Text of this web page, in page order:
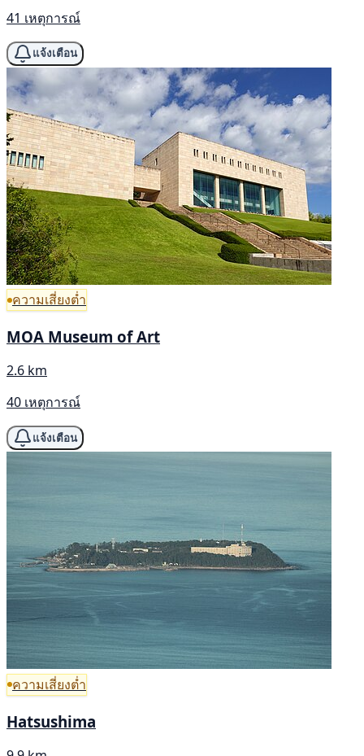
41 เหตุการณ์
แจ้งเตือน
ความเสี่ยงต่ำ
MOA Museum of Art
2.6 km
40 เหตุการณ์
แจ้งเตือน
ความเสี่ยงต่ำ
Hatsushima